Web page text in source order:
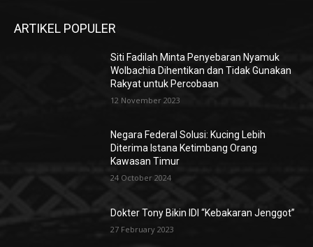
ARTIKEL POPULER
Siti Fadilah Minta Penyebaran Nyamuk
Wolbachia Dihentikan dan Tidak Gunakan
Rakyat untuk Percobaan
12 November 2023
Negara Federal Solusi: Kucing Lebih
Diterima Istana Ketimbang Orang
Kawasan Timur
24 October 2024
Dokter Tony Bikin IDI “Kebakaran Jenggot”
27 February 2023